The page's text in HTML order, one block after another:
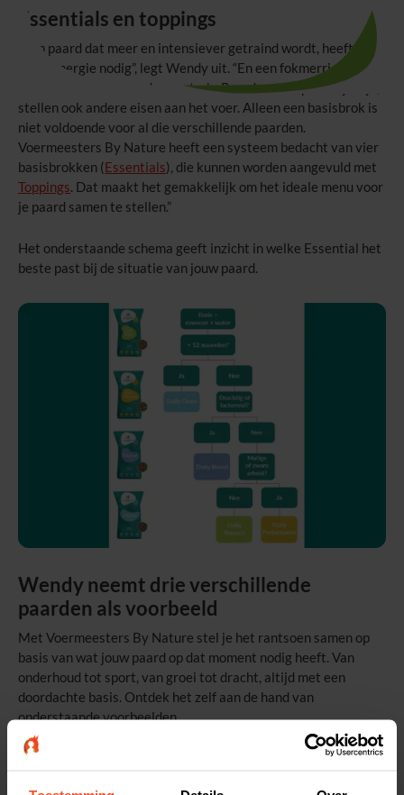
Essentials en toppings
“Een paard dat meer en intensiever getraind wordt, heeft
meer energie nodig”, legt Wendy uit. “En een fokmerrie heeft
weer behoefte aan andere extra’s. Paarden die op leeftijd zijn,
stellen ook andere eisen aan het voer. Alleen een basisbrok is
niet voldoende voor al die verschillende paarden.
Voermeesters By Nature heeft een systeem bedacht van vier
basisbrokken (Essentials), die kunnen worden aangevuld met
Toppings. Dat maakt het gemakkelijk om het ideale menu voor
je paard samen te stellen.”
Het onderstaande schema geeft inzicht in welke Essential het
beste past bij de situatie van jouw paard.
Wendy neemt drie verschillende
paarden als voorbeeld
Met Voermeesters By Nature stel je het rantsoen samen op
basis van wat jouw paard op dat moment nodig heeft. Van
onderhoud tot sport, van groei tot dracht, altijd met een
doordachte basis. Ontdek het zelf aan de hand van
onderstaande voorbeelden.